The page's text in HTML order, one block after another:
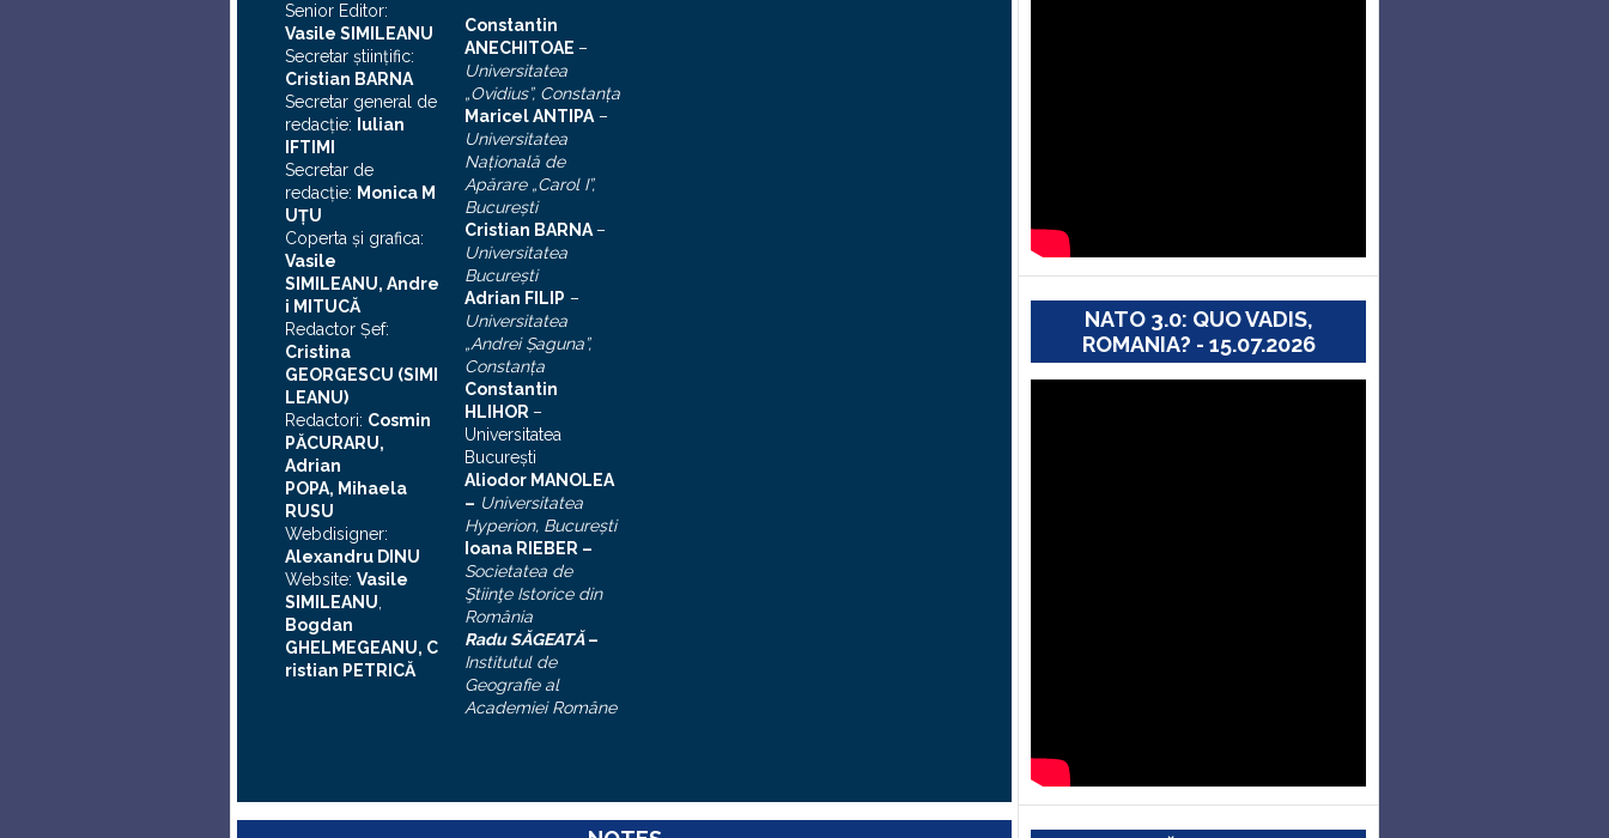
Senior Editor:
Vasile SIMILEANU
Secretar ştiinţific:
Cristian BARNA
Secretar general de
redacţie:
Iulian
FTIMI
Secretar de
redacţie: Monica M
UȚU
Coperta şi grafica:
Vasile
SIMILEANU, Andre
i MITUCĂ
Redactor Şef:
Cristina
GEORGESCU (SIMI
LEANU)
Redactori: Cosmin
PĂCURARU,
Adrian
POPA, Mihaela
RUSU
Webdisigner:
Alexandru DINU
Website: Vasile
SIMILEANU
Bogdan
GHELMEGEANU, C
ristian PETRICĂ
Constantin
ANECHITOAE –
Universitatea
„Ovidius”, Constanţa
Maricel ANTIPA –
Universitatea
Naţională de
Apărare „Carol I”,
Bucureşti
Cristian BARNA –
Universitatea
Bucureşti
Adrian FILIP –
Universitatea
„AndreiŞaguna”,
Constanţa
Constantin
HLIHOR –
Universitatea
Bucureşti
Aliodor MANOLEA
– Universitatea
Hyperion, Bucureşti
Ioana RIEBER –
Societatea de
Ştiinţe Istorice din
România
Radu SĂGEATĂ–
Institutul de
Geografie al
Academiei Române
NATO 3.0: QUO VADIS,
ROMANIA? - 15.07.2026